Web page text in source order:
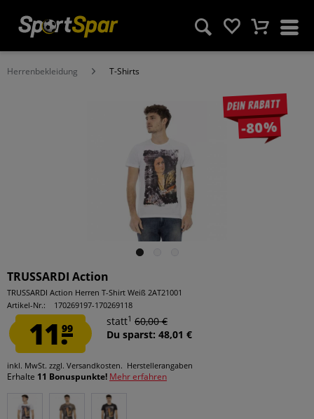
Herrenbekleidung T-Shirts
Dein Rabatt
-80%
TRUSSARDI Action
TRUSSARDI Action Herren T-Shirt Weiß 2AT21001
Artikel-Nr.:
170269197-170269118
11.99
statt1 60,00 €
Du sparst: 48,01 €
inkl. MwSt. zzgl. Versandkosten. Herstellerangaben
Erhalte 11 Bonuspunkte! Mehr erfahren